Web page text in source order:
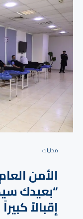
محليات
الأمن
“بعيدك
إقبالاً كبيراً